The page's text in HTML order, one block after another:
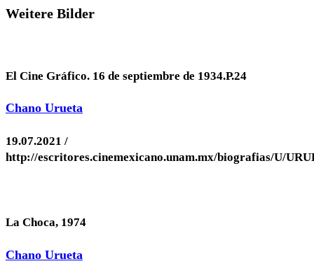
Weitere Bilder
El Cine Gráfico. 16 de septiembre de 1934.P.24
Chano Urueta
19.07.2021 /
http://escritores.cinemexicano.unam.mx/biografias/U/
La Choca, 1974
Chano Urueta